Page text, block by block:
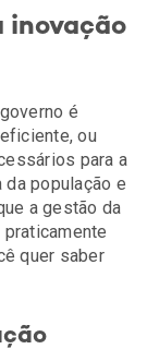
inovação
é
ou
para a
população e
a gestão da
quer saber